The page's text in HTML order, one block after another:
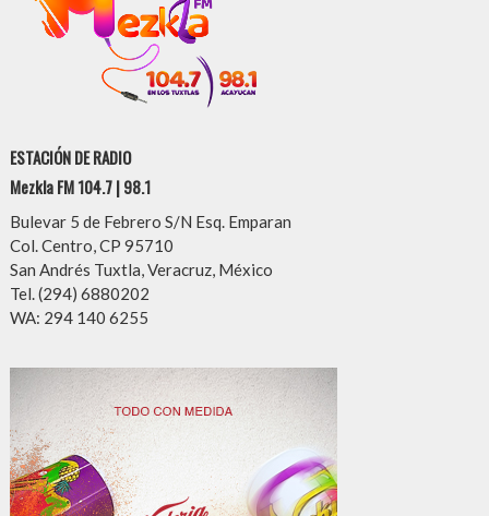
ESTACIÓN DE RADIO
Mezkla FM 104.7 | 98.1
Bulevar 5 de Febrero S/N Esq. Emparan
Col. Centro, CP 95710
San Andrés Tuxtla, Veracruz, México
Tel. (294) 6880202
WA: 294 140 6255